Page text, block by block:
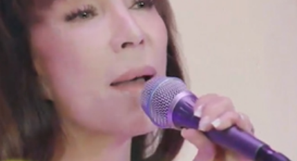
HTV Show
Bé xem gì
Mái ấm gia đình
HTV Phim
Phim truyền hình
Phim tài liệu
HTV Sự
Made By
Ngày
Chung
lòng